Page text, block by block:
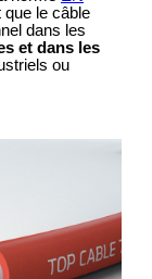
le câble
dans les
et dans les
ou